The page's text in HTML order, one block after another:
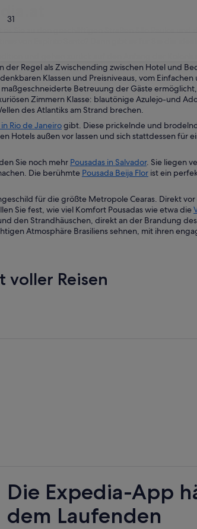
Sie zu den geschäftigen Straßen São Paulos
von Espirito Santo? Dann gibt es für Sie die
und gehen zurück auf den Anfang der
Regel als Zwischending zwischen Hotel und
Klassen und Preisniveaus, vom
Betreuung der Gäste
Zimmern Klasse: blautönige Azulejo-und
des Atlantiks am Strand brechen.
Rio de Janeirogibt. Diese prickelnde und
Hotels außen vor lassen und sich stattdessen
Sie noch mehr Pousadas in Salvador. Sie liegen
Die berühmte Pousada Beija Flor ist ein
für die größte Metropole Cearas. Direkt
Sie fest, wie viel Komfort Pousadas wie etwa die
den Strandhäuschen, direkt an der Brandung
Atmosphäre Brasiliens sehnen, mit ihren
voller Reisen
Die Expedia-App
dem Laufenden